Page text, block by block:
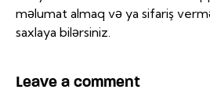
məlumat almaq və ya sifariş
saxlaya bilərsiniz.
Leave a comment